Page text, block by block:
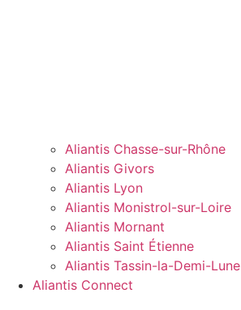
Aliantis Chasse-sur-Rhône
Aliantis Givors
Aliantis Lyon
Aliantis Monistrol-sur-Loire
Aliantis Mornant
Aliantis Saint Étienne
Aliantis Tassin-la-Demi-Lune
Aliantis Connect